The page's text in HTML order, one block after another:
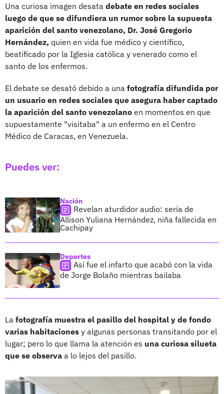
Una curiosa imagen desata debate en redes sociales
luego de que se difundiera un rumor sobre la supuesta
aparición del santo venezolano, Dr. José Gregorio
Hernández, quien en vida fue médico y científico,
beatificado por la Iglesia católica y venerado como el
santo de los enfermos.
El debate se desató debido a una fotografía difundida por
un usuario en redes sociales que asegura haber captado
la aparición del santo venezolano en momentos en que
supuestamente "visitaba" a un enfermo en el Centro
Médico de Caracas, en Venezuela.
Puedes ver:
Nación
Revelan aturdidor audio: sería de
Allison Yuliana Hernández, niña fallecida en
Cachipay
Deportes
Así fue el infarto que acabó con la vida
de Jorge Bolaño mientras bailaba
La fotografía muestra el pasillo del hospital y de fondo
varias habitaciones y algunas personas transitando por el
lugar; pero lo que llama la atención es una curiosa silueta
que se observa a lo lejos del pasillo.